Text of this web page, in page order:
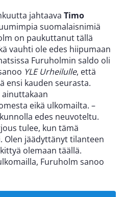
jahtaava Timo
suomalaisnimiä
on paukuttanut tällä
vauhti ole edes hiipumaan
Furuholmin saldo oli
YLE Urheilulle, että
ensi kauden seurasta.
ainuttakaan
eikä ulkomailta. –
edes neuvoteltu.
tulee, kun tämä
Olen jäädyttänyt tilanteen
olemaan täällä.
Furuholm sanoo